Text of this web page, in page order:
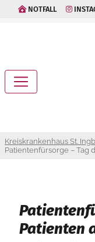
NOTFALL
Kreiskrankenhaus St.
Patientenfürsorge – Tag
Patienten